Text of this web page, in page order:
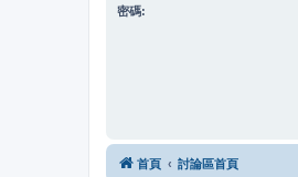
密碼:
首頁 討論區首頁